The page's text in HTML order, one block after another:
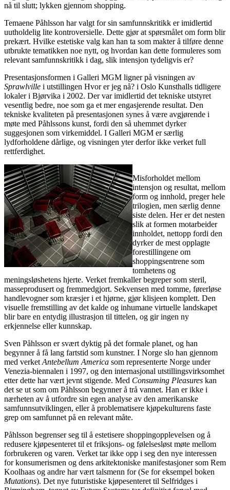
nå til slutt; lykken gjennom shopping.
Temaene Påhlsson har valgt for sin samfunnskritikk er imidlertid
uutholdelig lite kontroversielle. Dette gjør at spørsmålet om form blir
prekært. Hvilke estetiske valg kan han ta som makter å tilføre denne
utbrukte tematikken noe nytt, og hvordan kan dette formuleres som
relevant samfunnskritikk i dag, slik intensjon tydeligvis er?
Presentasjonsformen i Galleri MGM ligner på visningen av
Sprawlville i utstillingen Hvor er jeg nå? i Oslo Kunsthalls tidligere
lokaler i Bjørvika i 2002. Der var imidlertid det tekniske utstyret
vesentlig bedre, noe som ga et mer engasjerende resultat. Den
tekniske kvaliteten på presentasjonen synes å være avgjørende i
møte med Påhlssons kunst, fordi den så uhemmet dyrker
suggesjonen som virkemiddel. I Galleri MGM er særlig
lydforholdene dårlige, og visningen yter derfor ikke verket full
rettferdighet.
Misforholdet mellom
intensjon og resultat, mellom
form og innhold, preger hele
trilogien, men særlig denne
siste delen. Her er det nesten
slik at formen motarbeider
innholdet, nettopp fordi den
dyrker de mest opplagte
forestillingene om
shoppingsentrene som
tomhetens og
meningsløshetens hjerte. Verket fremkaller begreper som steril,
masseprodusert og fremmedgjort. Sekvensen med tomme, førerløse
handlevogner som kræsjer i et hjørne, gjør klisjeen komplett. Den
visuelle fremstilling av det kalde og inhumane virtuelle landskapet
blir bare en entydig illustrasjon til tittelen, og gir ingen ny
erkjennelse eller kunnskap.
Sven Påhlsson er svært dyktig på det formale planet, og han
begynner å få lang fartstid som kunstner. I Norge slo han gjennom
med verket Antebellum America som representerte Norge under
Venezia-biennalen i 1997, og den internasjonal utstillingsvirksomhet
etter dette har vært jevnt stigende. Med Consuming Pleasures kan
det se ut som om Påhlsson begynner å trå vannet. Han er ikke i
nærheten av å utfordre sin egen analyse av den amerikanske
samfunnsutviklingen, eller å problematisere kjøpekulturens faste
grep om samfunnet på en relevant måte.
Påhlsson begrenser seg til å estetisere shoppingopplevelsen og å
redusere kjøpesenteret til et friksjons- og følelsesløst møte mellom
forbrukeren og varen. Verket tar ikke opp i seg den nye interessen
for konsumerismen og dens arkitektoniske manifestasjoner som Rem
Koolhaas og andre har vært talsmenn for (Se for eksempel boken
Mutations). Det nye futuristiske kjøpesenteret til Selfridges i